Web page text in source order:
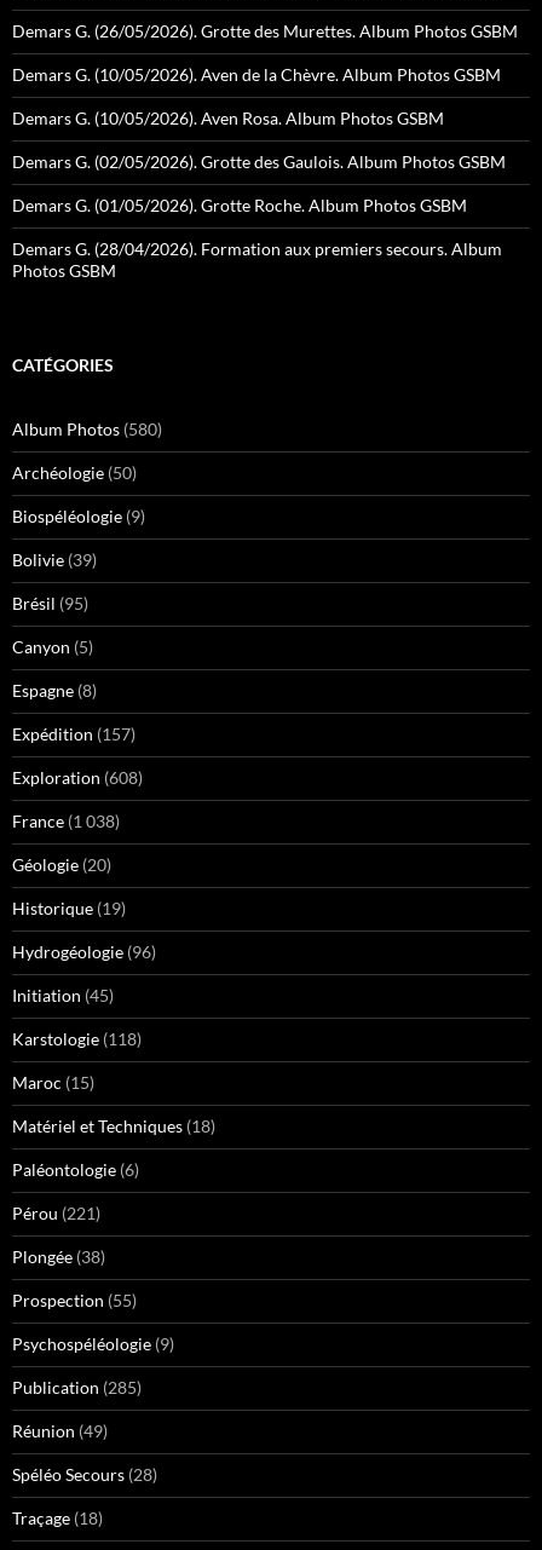
Demars G. (26/05/2026). Grotte des Murettes. Album Photos GSBM
Demars G. (10/05/2026). Aven de la Chèvre. Album Photos GSBM
Demars G. (10/05/2026). Aven Rosa. Album Photos GSBM
Demars G. (02/05/2026). Grotte des Gaulois. Album Photos GSBM
Demars G. (01/05/2026). Grotte Roche. Album Photos GSBM
Demars G. (28/04/2026). Formation aux premiers secours. Album
Photos GSBM
CATÉGORIES
Album Photos (580)
Archéologie (50)
Biospéléologie (9)
Bolivie (39)
Brésil (95)
Canyon (5)
Espagne (8)
Expédition (157)
Exploration (608)
France (1 038)
Géologie (20)
Historique (19)
Hydrogéologie (96)
Initiation (45)
Karstologie (118)
Maroc (15)
Matériel et Techniques (18)
Paléontologie (6)
Pérou (221)
Plongée (38)
Prospection (55)
Psychospéléologie (9)
Publication (285)
Réunion (49)
Spéléo Secours (28)
Traçage (18)